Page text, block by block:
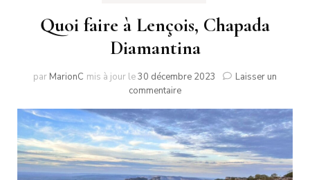
Quoi faire à Lençois, Chapada
Diamantina
par MarionC mis à jour le30 décembre 2023
Laisser un
commentairesur
à
Lençois,
Chapada
Diamantina